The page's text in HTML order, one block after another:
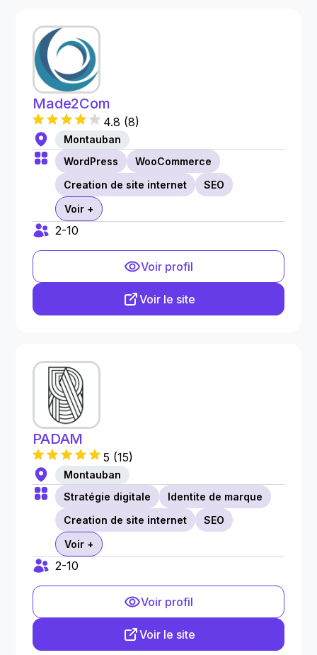
Made2Com
4.8 (8)
Montauban
WordPress
WooCommerce
Creation de site internet
SEO
Voir +
2-10
Voir profil
Voir le site
PADAM
5 (15)
Montauban
Stratégie digitale
Identite de marque
Creation de site internet
SEO
Voir +
2-10
Voir profil
Voir le site